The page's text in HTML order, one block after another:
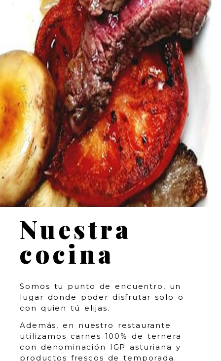
Nuestra
cocina
Somos tu punto de encuentro, un
lugar donde poder disfrutar solo o
con quien tú elijas.
Además, en nuestro restaurante
utilizamos carnes 100% de ternera
con denominación IGP asturiana y
productos frescos de temporada.